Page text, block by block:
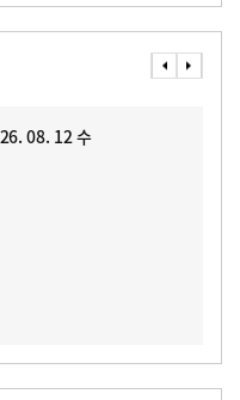
08. 12 수